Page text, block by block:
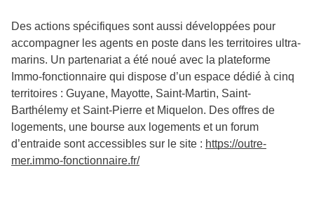
Des actions spécifiques sont aussi développées pour
accompagner les agents en poste dans les territoires ultra-
marins. Un partenariat a été noué avec la plateforme
Immo-fonctionnaire qui dispose d’un espace dédié à cinq
territoires : Guyane, Mayotte, Saint-Martin, Saint-
Barthélemy et Saint-Pierre et Miquelon. Des offres de
logements, une bourse aux logements et un forum
d’entraide sont accessibles sur le site : https://outre-
mer.immo-fonctionnaire.fr/